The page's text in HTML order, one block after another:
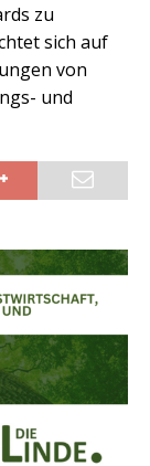
zu
sich auf
von
und